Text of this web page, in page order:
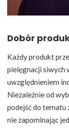
Dobór
Każdy produkt
pielęgnacji siwych
uwzględnieniem
Niezależnie od
podejść do tematu
nie zapominając